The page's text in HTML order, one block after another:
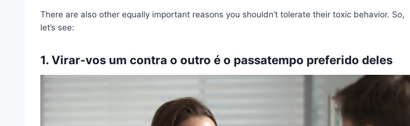
There are also other equally important reasons you shouldn’t tolerate their toxic behavior. So,
let’s see:
1. Virar-vos um contra o outro é o passatempo preferido deles